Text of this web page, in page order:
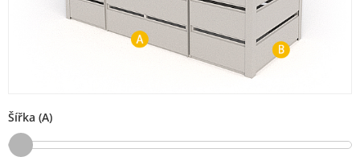
Šířka (A)